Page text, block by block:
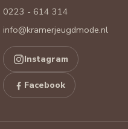
0223 - 614 314
info@kramerjeugdmode.nl
Instagram
Facebook